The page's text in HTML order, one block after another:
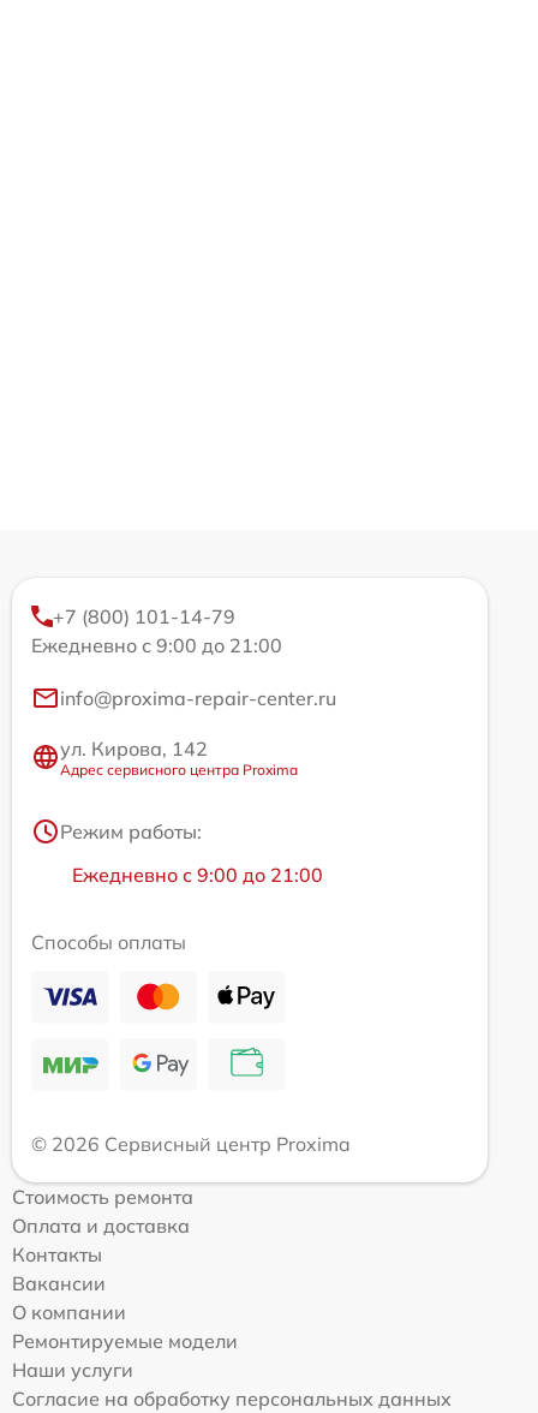
+7 (800) 101-14-79
Ежедневно с 9:00 до 21:00
info@proxima-repair-center.ru
ул. Кирова, 142
Адрес сервисного центра Proxima
Режим работы:
Ежедневно с 9:00 до 21:00
Способы оплаты
© 2026 Сервисный центр Proxima
Стоимость ремонта
Оплата и доставка
Контакты
Вакансии
О компании
Ремонтируемые модели
Наши услуги
Согласие на обработку персональных данных